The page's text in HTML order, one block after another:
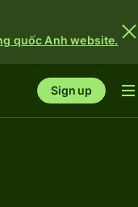
quốc Anh website.
Sign up